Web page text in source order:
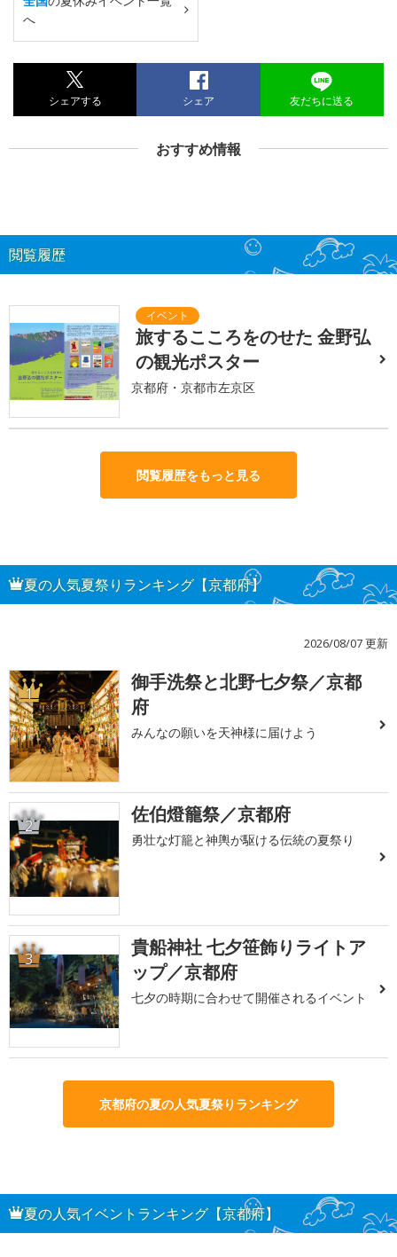
へ
シェアする シェア 友だちに送る
おすすめ情報
閲覧履歴
旅するこころをのせた 金野弘
の観光ポスター
京都府・京都市左京区
閲覧履歴をもっと見る
夏の人気夏祭りランキング【京都府】
2026/08/07 更新
1
御手洗祭と北野七夕祭／京都
府
みんなの願いを天神様に届けよう
2 佐伯燈籠祭／京都府
勇壮な灯籠と神輿が駆ける伝統の夏祭り
3
貴船神社 七夕笹飾りライトア
ップ／京都府
七夕の時期に合わせて開催されるイベント
京都府の夏の人気夏祭りランキング
夏の人気イベントランキング【京都府】